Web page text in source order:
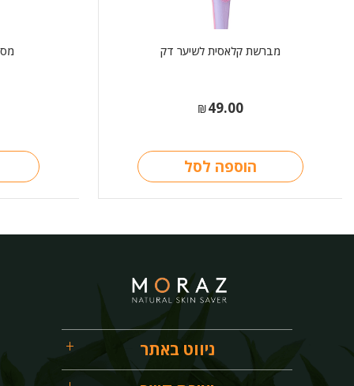
מברשת קלאסית לשיער דק
₪49.00
הוספה לסל
ניווט באתר